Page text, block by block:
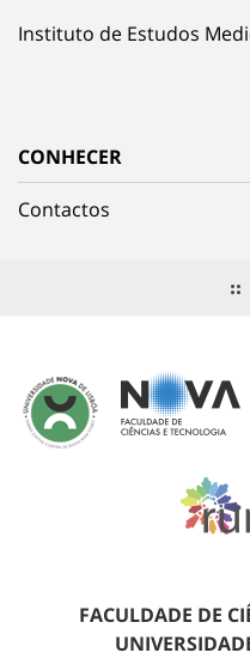
Instituto de Estudos
CONHECER
Contactos
FACULDADE DE